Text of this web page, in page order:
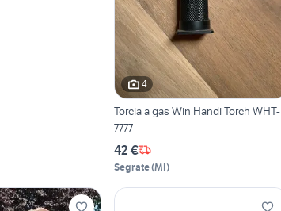
4
Torcia a gas Win Handi Torch WHT-
7777
42 €
Segrate(MI)